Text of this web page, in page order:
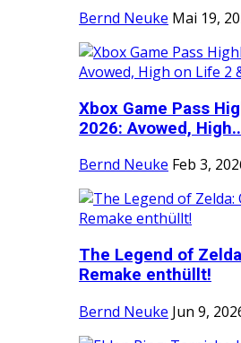
Bernd Neuke Mai 19,
Xbox Game Pass
2026: Avowed,
Bernd Neuke Feb 3,
The Legend of
Remake enthüllt!
Bernd Neuke Jun 9,